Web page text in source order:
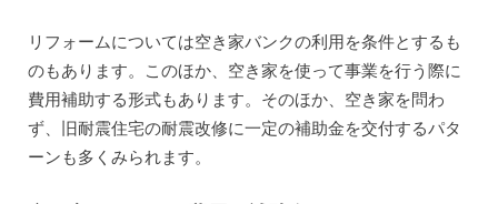
リフォームについては空き家バンクの利用を条件とするも
のもあります。このほか、空き家を使って事業を行う際に
費用補助する形式もあります。そのほか、空き家を問わ
ず、旧耐震住宅の耐震改修に一定の補助金を交付するパタ
ーンも多くみられます。